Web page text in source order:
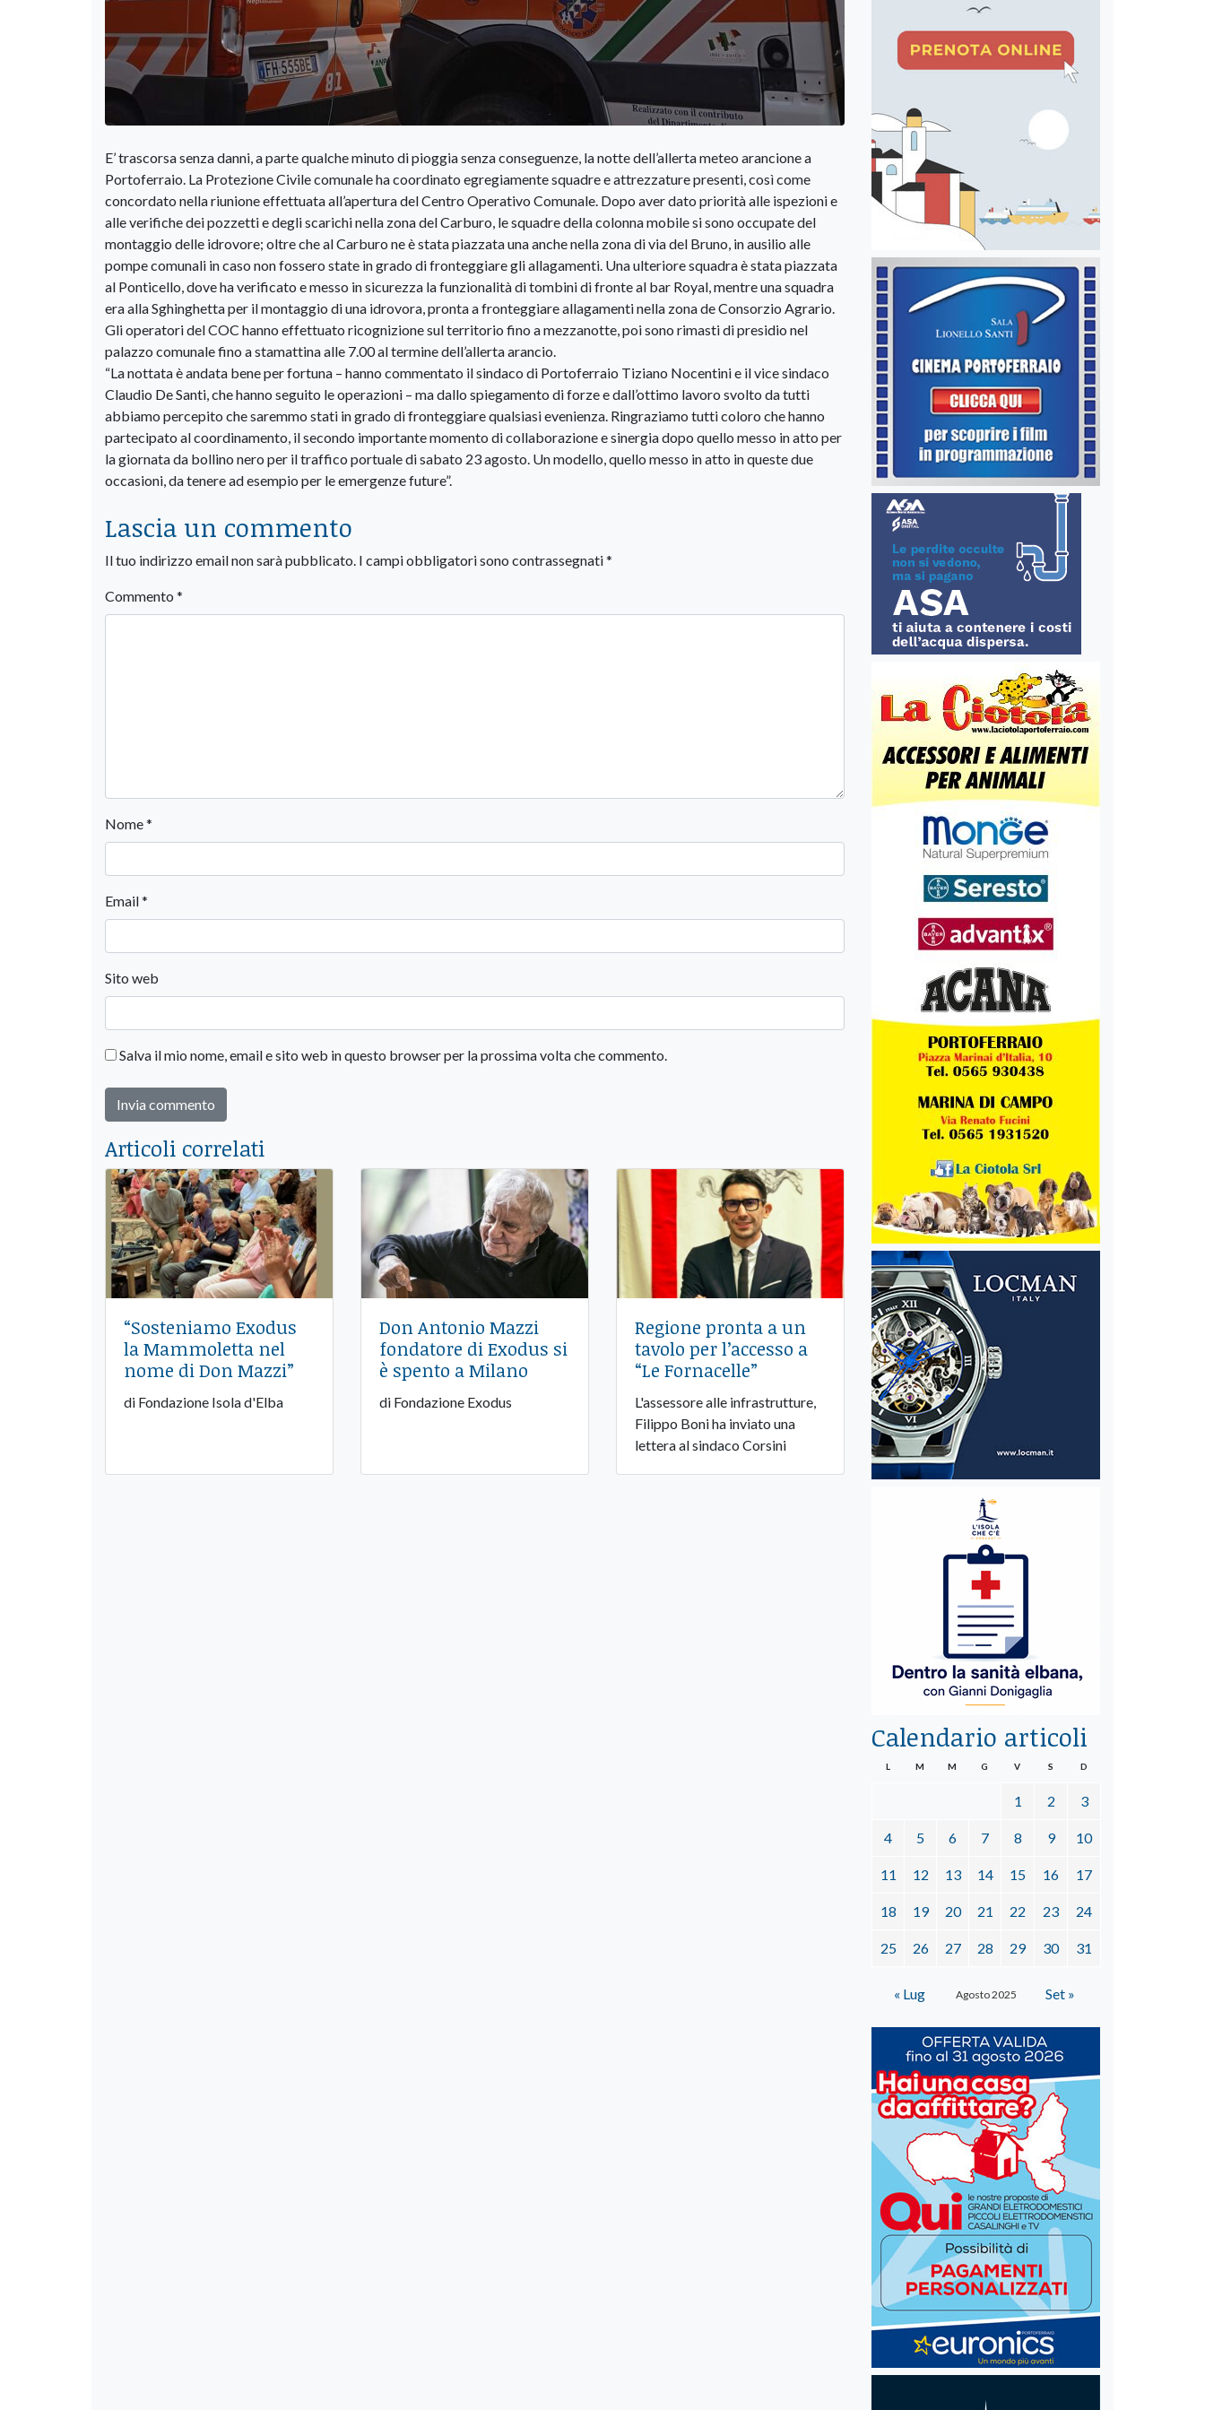
E’ trascorsa senza danni, a parte qualche minuto di pioggia senza conseguenze, la notte dell’allerta meteo arancione a
Portoferraio. La Protezione Civile comunale ha coordinato egregiamente squadre e attrezzature presenti, così come
concordato nella riunione effettuata all’apertura del Centro Operativo Comunale. Dopo aver dato priorità alle ispezioni e
alle verifiche dei pozzetti e degli scarichi nella zona del Carburo, le squadre della colonna mobile si sono occupate del
montaggio delle idrovore; oltre che al Carburo ne è stata piazzata una anche nella zona di via del Bruno, in ausilio alle
pompe comunali in caso non fossero state in grado di fronteggiare gli allagamenti. Una ulteriore squadra è stata piazzata
al Ponticello, dove ha verificato e messo in sicurezza la funzionalità di tombini di fronte al bar Royal, mentre una squadra
era alla Sghinghetta per il montaggio di una idrovora, pronta a fronteggiare allagamenti nella zona de Consorzio Agrario.
Gli operatori del COC hanno effettuato ricognizione sul territorio fino a mezzanotte, poi sono rimasti di presidio nel
palazzo comunale fino a stamattina alle 7.00 al termine dell’allerta arancio.
“La nottata è andata bene per fortuna – hanno commentato il sindaco di Portoferraio Tiziano Nocentini e il vice sindaco
Claudio De Santi, che hanno seguito le operazioni – ma dallo spiegamento di forze e dall’ottimo lavoro svolto da tutti
abbiamo percepito che saremmo stati in grado di fronteggiare qualsiasi evenienza. Ringraziamo tutti coloro che hanno
partecipato al coordinamento, il secondo importante momento di collaborazione e sinergia dopo quello messo in atto per
la giornata da bollino nero per il traffico portuale di sabato 23 agosto. Un modello, quello messo in atto in queste due
occasioni, da tenere ad esempio per le emergenze future”.
Lascia un commento
Il tuo indirizzo email non sarà pubblicato. I campi obbligatori sono contrassegnati*
Commento *
Nome*
Email*
Sito web
Salva il mio nome, email e sito web in questo browser per la prossima volta che commento.
Articoli correlati
“Sosteniamo Exodus
la Mammoletta nel
nome di Don Mazzi”
di Fondazione Isola d'Elba
Don Antonio Mazzi
fondatore di Exodus si
è spento a Milano
di Fondazione Exodus
Regione pronta a un
tavolo per l’accesso a
“Le Fornacelle”
L'assessore alle infrastrutture,
Filippo Boni ha inviato una
lettera al sindaco Corsini
Calendario articoli
Agosto 2025
L M M G V S D
1 2 3
4 5 6 7 8 9 10
11 12 13 14 15 16 17
18 19 20 21 22 23 24
25 26 27 28 29 30 31
« Lug Set »